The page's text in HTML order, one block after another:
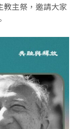
教主祭，邀請大家